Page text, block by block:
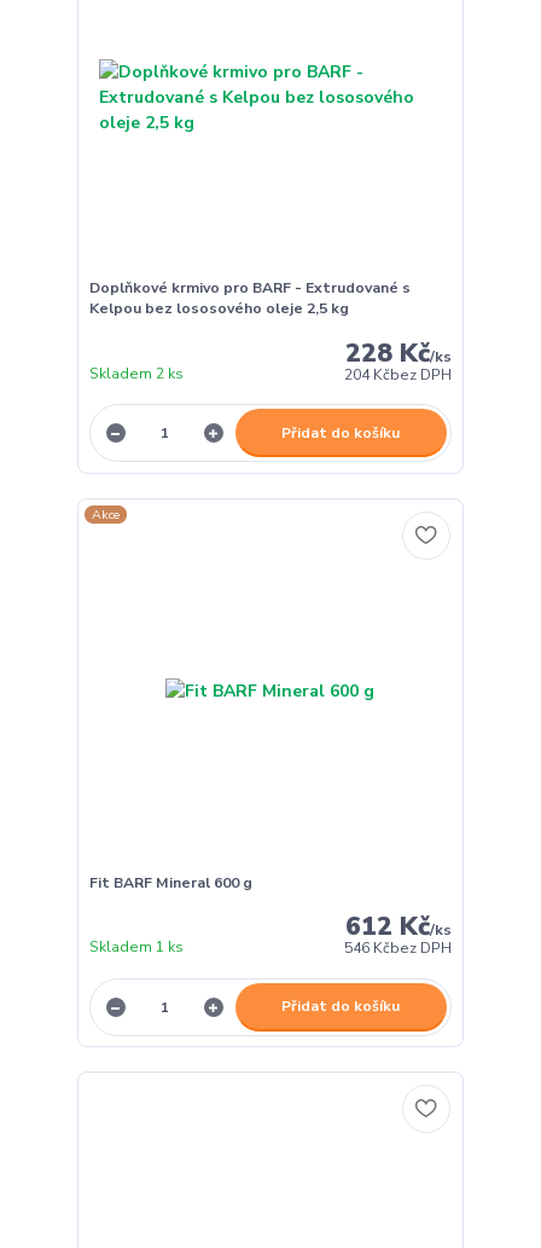
Doplňkové krmivo pro BARF - Extrudované s
Kelpou bez lososového oleje 2,5 kg
228 Kč/ks
204 Kčbez DPH
Skladem 2 ks
Přidat do košíku
Akce
Fit BARF Mineral 600 g
612 Kč/ks
546 Kčbez DPH
Skladem 1 ks
Přidat do košíku